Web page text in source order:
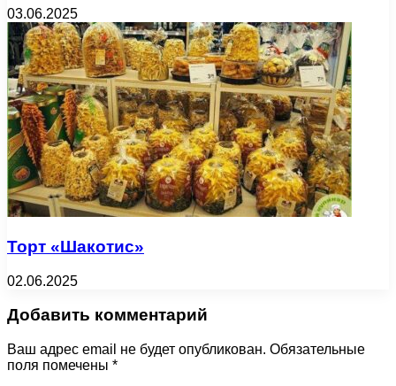
03.06.2025
Торт «Шакотис»
02.06.2025
Добавить комментарий
Ваш адрес email не будет опубликован. Обязательные
поля помечены *